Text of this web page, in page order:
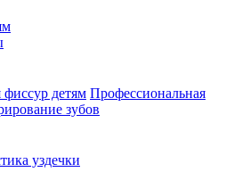
фиссур детям Профессиональная
зубов
уздечки